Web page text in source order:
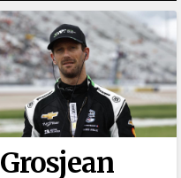
Grosjean